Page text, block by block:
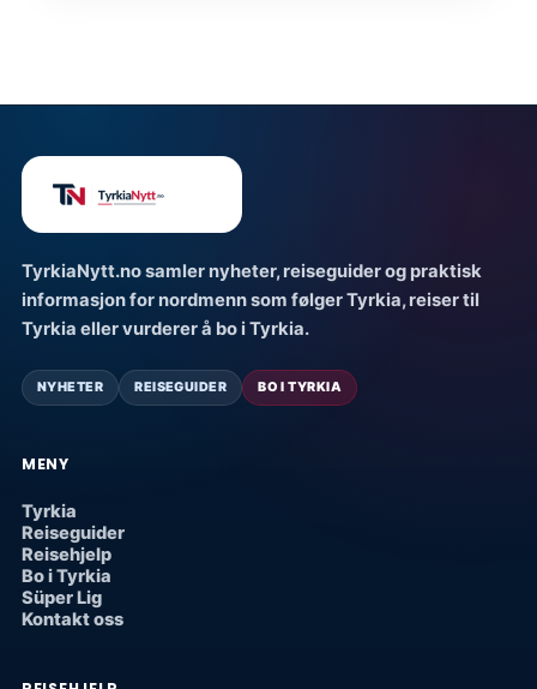
TyrkiaNytt.no samler nyheter, reiseguider og praktisk
informasjon for nordmenn som følger Tyrkia, reiser til
Tyrkia eller vurderer å bo i Tyrkia.
NYHETER REISEGUIDER BO I TYRKIA
MENY
Tyrkia
Reiseguider
Reisehjelp
Bo i Tyrkia
Süper Lig
Kontakt oss